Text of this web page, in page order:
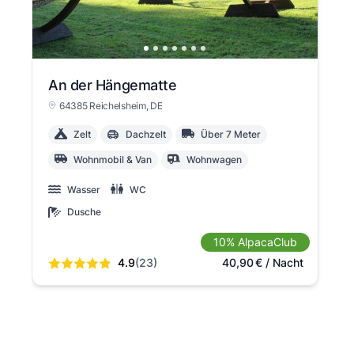
An der Hängematte
64385 Reichelsheim, DE
Zelt Dachzelt Über 7 Meter
Wohnmobil & Van Wohnwagen
Wasser
WC
Dusche
4.9(23)
10% AlpacaClub
40,90€/ Nacht